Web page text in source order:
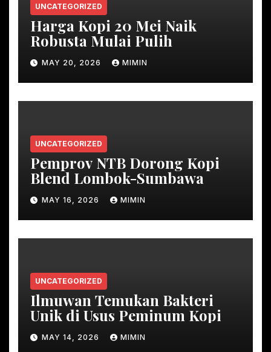
UNCATEGORIZED
Harga Kopi 20 Mei Naik
Robusta Mulai Pulih
MAY 20, 2026 MIMIN
UNCATEGORIZED
Pemprov NTB Dorong Kopi
Blend Lombok-Sumbawa
MAY 16, 2026 MIMIN
UNCATEGORIZED
Ilmuwan Temukan Bakteri
Unik di Usus Peminum Kopi
MAY 14, 2026 MIMIN